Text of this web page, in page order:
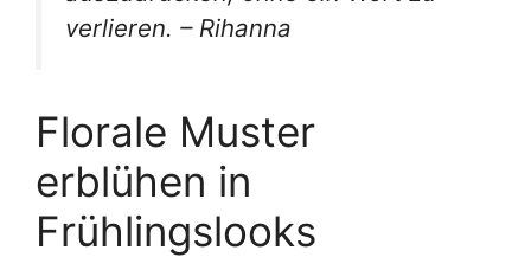
verlieren. – Rihanna
Florale Muster
erblühen in
Frühlingslooks